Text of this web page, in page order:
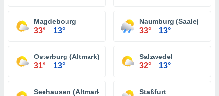
Magdebourg
33° 13°
Naumburg (Saale)
33° 13°
Osterburg (Altmark)
31° 13°
Salzwedel
32° 13°
Seehausen (Altmark) Staßfurt